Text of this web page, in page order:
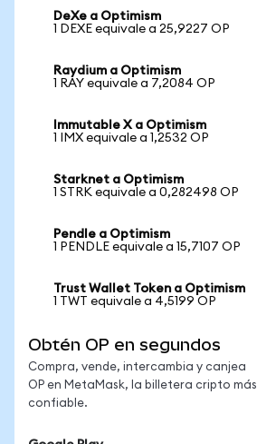
DeXe a Optimism
1 DEXE equivale a 25,9227 OP
Raydium a Optimism
1 RAY equivale a 7,2084 OP
Immutable X a Optimism
1 IMX equivale a 1,2532 OP
Starknet a Optimism
1 STRK equivale a 0,282498 OP
Pendle a Optimism
1 PENDLE equivale a 15,7107 OP
Trust Wallet Token a Optimism
1 TWT equivale a 4,5199 OP
Obtén OP en segundos
Compra, vende, intercambia y canjea
OP en MetaMask, la billetera cripto más
confiable.